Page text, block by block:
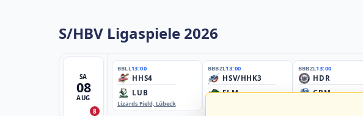
S/HBV Ligaspiele 2026
SA
08
AUG
8
BBLL13:00
HHS4
LUB
Lizards Field, Lübeck
BBBZL13:00
HSV/HHK3
ELM
BBBZL13:00
HDR
GBM